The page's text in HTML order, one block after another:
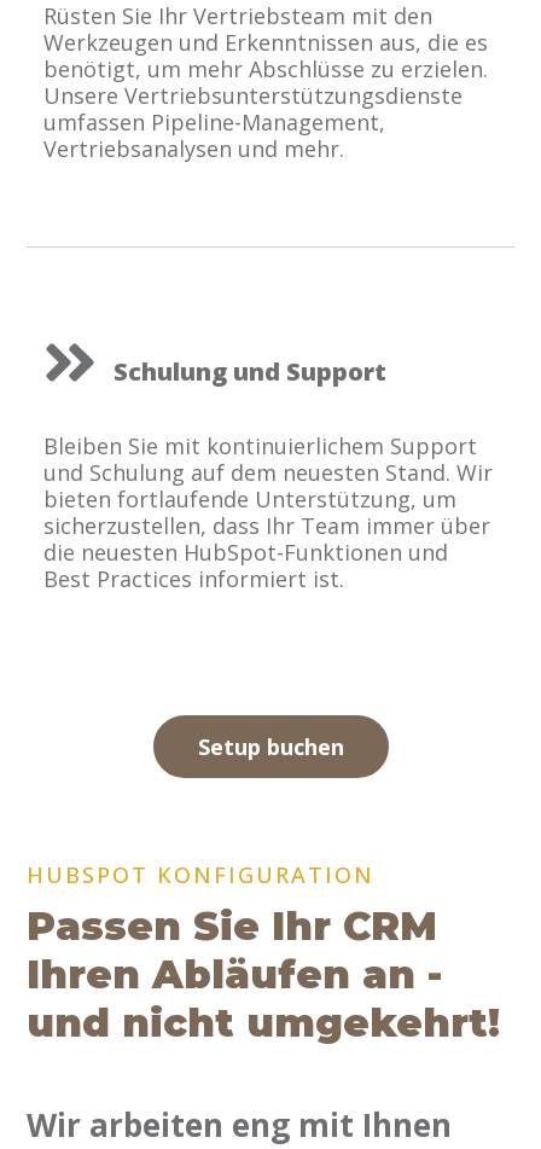
Rüsten Sie Ihr Vertriebsteam mit den
Werkzeugen und Erkenntnissen aus, die es
benötigt, um mehr Abschlüsse zu erzielen.
Unsere Vertriebsunterstützungsdienste
umfassen Pipeline-Management,
Vertriebsanalysen und mehr.
Schulung und Support
Bleiben Sie mit kontinuierlichem Support
und Schulung auf dem neuesten Stand. Wir
bieten fortlaufende Unterstützung, um
sicherzustellen, dass Ihr Team immer über
die neuesten HubSpot-Funktionen und
Best Practices informiert ist.
Setup buchen
HUBSPOT KONFIGURATION
Passen Sie Ihr CRM
Ihren Abläufen an -
und nicht umgekehrt!
Wir arbeiten eng mit Ihnen